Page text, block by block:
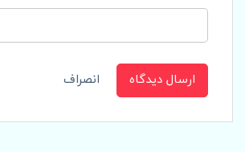
ارسال دیدگاه انصراف